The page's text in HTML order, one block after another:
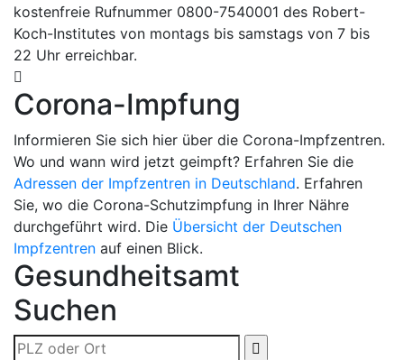
kostenfreie Rufnummer 0800-7540001 des Robert-
Koch-Institutes von montags bis samstags von 7 bis
22 Uhr erreichbar.
Corona-Impfung
Informieren Sie sich hier über die Corona-Impfzentren.
Wo und wann wird jetzt geimpft? Erfahren Sie die
Adressen der Impfzentren in Deutschland. Erfahren
Sie, wo die Corona-Schutzimpfung in Ihrer Nähre
durchgeführt wird. Die Übersicht der Deutschen
Impfzentren auf einen Blick.
Gesundheitsamt
Suchen